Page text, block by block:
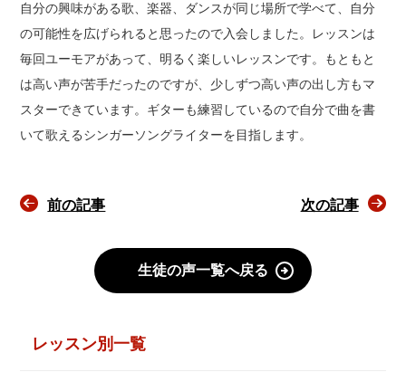
自分の興味がある歌、楽器、ダンスが同じ場所で学べて、自分
の可能性を広げられると思ったので入会しました。レッスンは
毎回ユーモアがあって、明るく楽しいレッスンです。もともと
は高い声が苦手だったのですが、少しずつ高い声の出し方もマ
スターできています。ギターも練習しているので自分で曲を書
いて歌えるシンガーソングライターを目指します。
前の記事 次の記事
生徒の声一覧へ戻る
レッスン別一覧